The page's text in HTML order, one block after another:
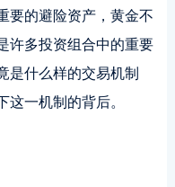
要的避险资产，黄金不
许多投资组合中的重要
是什么样的交易机制
这一机制的背后。